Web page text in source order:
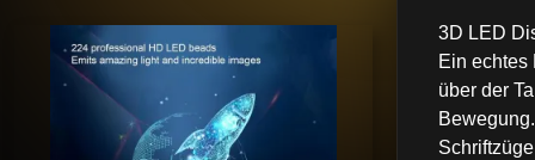
3D LED
Ein echtes
über der